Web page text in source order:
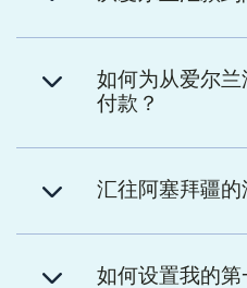
如何为从爱尔
付款？
汇往阿塞拜疆的
如何设置我的第